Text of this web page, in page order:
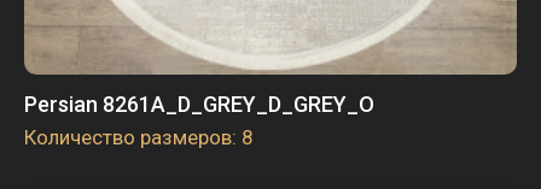
Persian 8261A_D_GREY_D_GREY_O
Количество размеров: 8